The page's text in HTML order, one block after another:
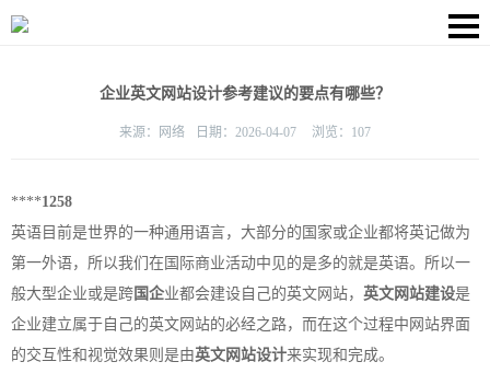
企业英文网站设计参考建议的要点有哪些？
来源： 网络 日期： 2026-04-07 浏览： 107
****1258
英语目前是世界的一种通用语言，大部分的国家或企业都将英记做为
第一外语，所以我们在国际商业活动中见的是多的就是英语。所以一
般大型企业或是跨 国企业都会建设自己的英文网站， 英文网站建设是
企业建立属于自己的英文网站的必经之路，而在这个过程中网站界面
的交互性和视觉效果则是由英文 网站设计来实现和完成。